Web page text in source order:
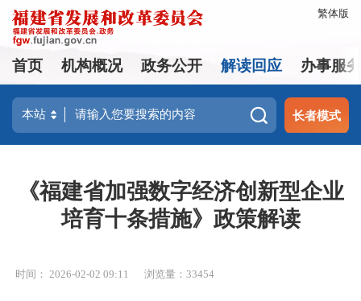
繁体版
首页 机构概况 政务公开 解读回应 办事服
长者模式
《福建省加强数字经济创新型企业
培育十条措施》政策解读
时间： 2026-02-02 09:11 浏览量：33454